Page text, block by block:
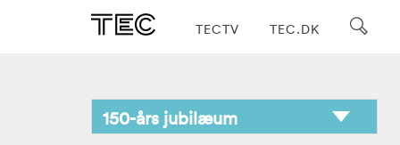
TECTV TEC.DK